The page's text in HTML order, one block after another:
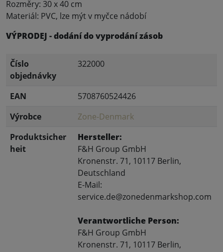
Rozměry: 30 x 40 cm
Materiál: PVC, lze mýt v myčce nádobí
VÝPRODEJ - dodání do vyprodání zásob
Číslo
objednávky
322000
EAN
5708760524426
Výrobce
Zone-Denmark
Produktsicher
heit
Hersteller:
F&H Group GmbH
Kronenstr. 71, 10117 Berlin,
Deutschland
E-Mail:
service.de@zonedenmarkshop.com
Verantwortliche Person:
F&H Group GmbH
Kronenstr. 71, 10117 Berlin,